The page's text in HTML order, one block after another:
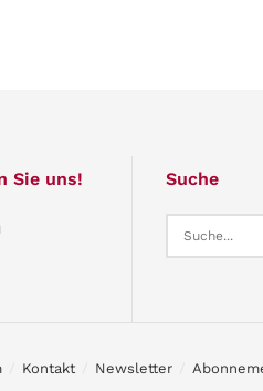
Sie uns! Suche
Kontakt Newsletter